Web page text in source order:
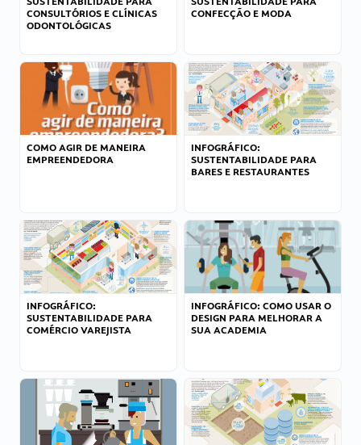
CONSULTÓRIOS E CLÍNICAS
ODONTOLÓGICAS
CONFECÇÃO E MODA
COMO AGIR DE MANEIRA
EMPREENDEDORA
INFOGRÁFICO:
SUSTENTABILIDADE PARA
BARES E RESTAURANTES
INFOGRÁFICO:
SUSTENTABILIDADE PARA
COMÉRCIO VAREJISTA
INFOGRÁFICO: COMO USAR O
DESIGN PARA MELHORAR A
SUA ACADEMIA